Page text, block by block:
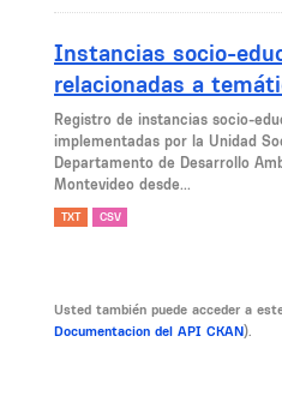
Instancias socio-
relacionadas a
Registro de instancias socio-
implementadas por la Unidad
Departamento de Desarrollo
Montevideo desde...
TXT CSV
Usted también puede acceder a
Documentacion del API CKAN).